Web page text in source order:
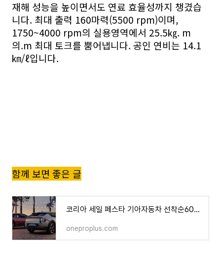
재해 성능을 높이면서도 연료 효율성까지 챙겼습
니다. 최대 출력 160마력(5500 rpm)이며,
1750~4000 rpm의 실용영역에서 25.5㎏. m
의.m 최대 토크를 뿜어냅니다. 공인 연비는 14.1
㎞/ℓ입니다.
함께 보면 좋은 글
코리아 세일 페스타 기아자동차 선착순6000대 한정 700만원 할인
oneproplus.com